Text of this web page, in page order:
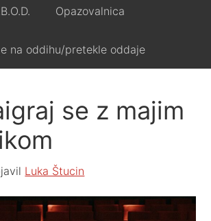
Opazovalnica
na oddihu/pretekle oddaje
se z majim
Luka Štucin